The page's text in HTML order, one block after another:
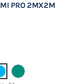
PRO 2MX2M